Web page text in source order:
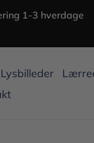
1-3 hverdage
Lysbilleder